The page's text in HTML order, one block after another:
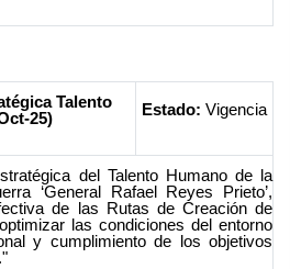
Talento
25)
Estado: Vigencia
del Talento Humano de la
‘General Rafael Reyes Prieto’,
de las Rutas de Creación de
las condiciones del entorno
y cumplimiento de los objetivos